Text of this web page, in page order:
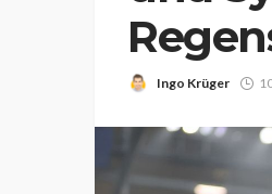
Ingo Krüger